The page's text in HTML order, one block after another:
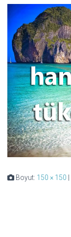
Boyut: 150 × 150